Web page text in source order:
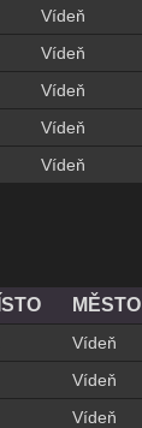
Vídeň
Vídeň
Vídeň
Vídeň
Vídeň
MĚSTO
Vídeň
Vídeň
Vídeň